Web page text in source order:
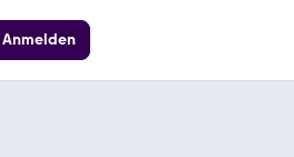
Anmelden